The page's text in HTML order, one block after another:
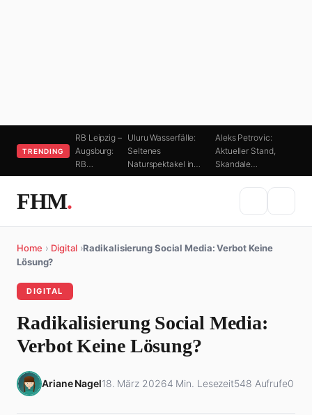
TRENDING
RB Leipzig –
Augsburg:
RB…
Uluru Wasserfälle:
Seltenes
Naturspektakel in…
Aleks Petrovic:
Aktueller Stand,
Skandale…
FHM.
Home › Digital ›Radikalisierung Social Media: Verbot Keine
Lösung?
DIGITAL
Radikalisierung Social Media:
Verbot Keine Lösung?
Ariane Nagel18. März 20264 Min. Lesezeit548 Aufrufe0